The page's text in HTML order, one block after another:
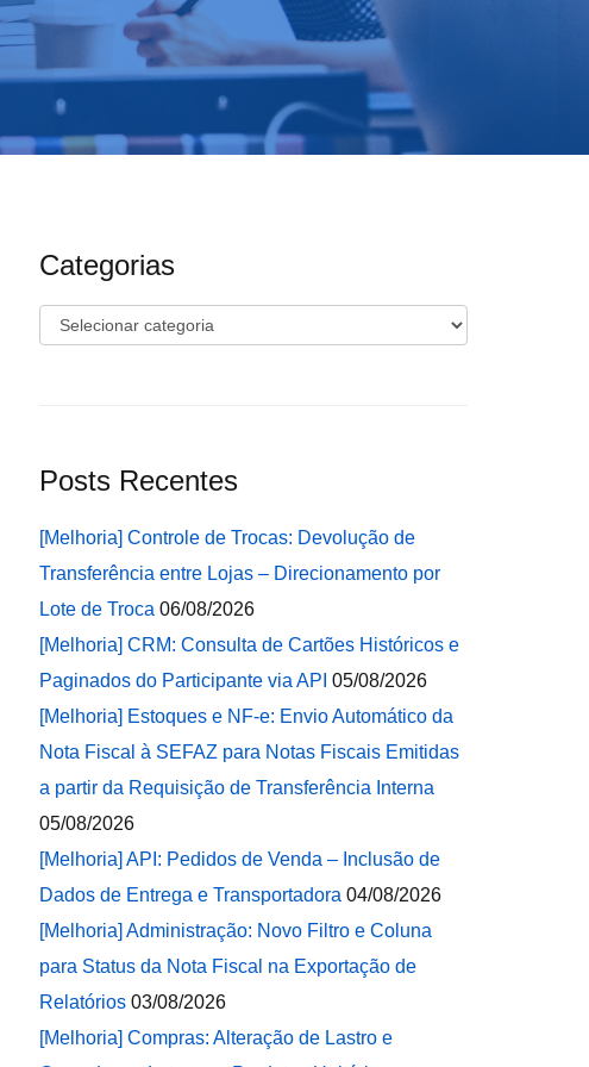
Categorias
Categorias
Posts Recentes
[Melhoria] Controle de Trocas: Devolução de
Transferência entre Lojas – Direcionamento por
Lote de Troca 06/08/2026
[Melhoria] CRM: Consulta de Cartões Históricos e
Paginados do Participante via API 05/08/2026
[Melhoria] Estoques e NF-e: Envio Automático da
Nota Fiscal à SEFAZ para Notas Fiscais Emitidas
a partir da Requisição de Transferência Interna
05/08/2026
[Melhoria] API: Pedidos de Venda – Inclusão de
Dados de Entrega e Transportadora 04/08/2026
[Melhoria] Administração: Novo Filtro e Coluna
para Status da Nota Fiscal na Exportação de
Relatórios 03/08/2026
[Melhoria] Compras: Alteração de Lastro e